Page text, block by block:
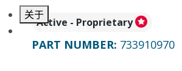
关于
Active - Proprietary
PART NUMBER: 733910970